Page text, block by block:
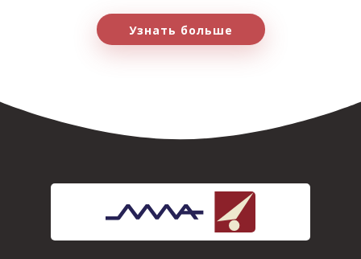
Узнать больше